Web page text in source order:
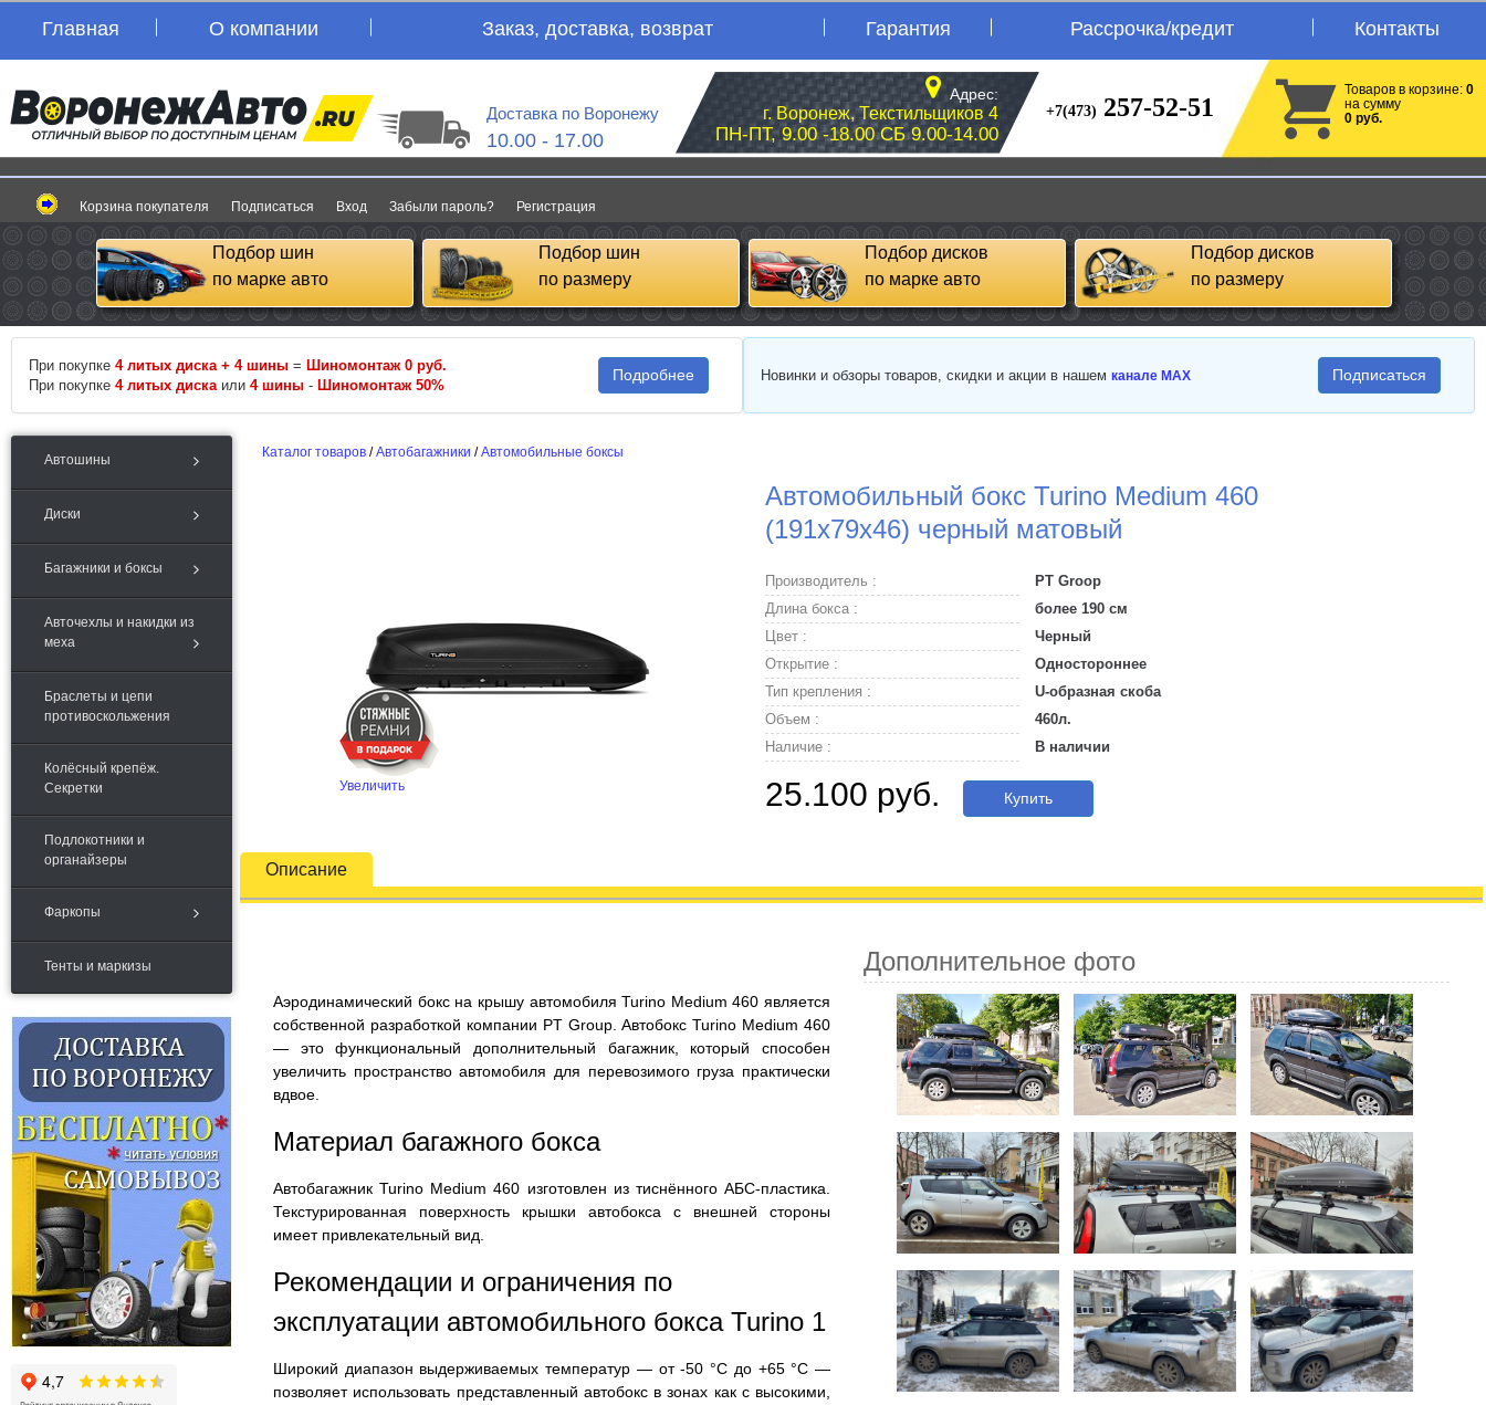
Главная О компании Заказ, доставка, возврат Гарантия Рассрочка/кредит Контакты
Доставка по Воронежу
10.00 - 17.00
Адрес:
г. Воронеж, Текстильщиков 4
ПН-ПТ, 9.00 -18.00 СБ 9.00-14.00
+7(473) 257-52-51
Товаров в корзине: 0
на сумму
0 руб.
Корзина покупателя Подписаться Вход Забыли пароль? Регистрация
Подбор шин
по марке авто
Подбор шин
по размеру
Подбор дисков
по марке авто
Подбор дисков
по размеру
При покупке 4 литых диска + 4 шины = Шиномонтаж 0 руб.
При покупке 4 литых диска или 4 шины - Шиномонтаж 50%
Подробнее Новинки и обзоры товаров, скидки и акции в нашем канале MAX Подписаться
Автошины
Диски
Багажники и боксы
Авточехлы и накидки из
меха
Браслеты и цепи
противоскольжения
Колёсный крепёж.
Секретки
Подлокотники и
органайзеры
Фаркопы
Тенты и маркизы
Каталог товаров /Автобагажники /Автомобильные боксы
Автомобильный бокс Turino Medium 460
(191х79х46) черный матовый
Увеличить
Производитель :
PT Groop
Длина бокса :
более 190 см
Цвет :
Черный
Открытие :
Одностороннее
Тип крепления :
U-образная скоба
Объем :
460л.
Наличие :
В наличии
25.100 руб. Купить
Описание
Аэродинамический бокс на крышу автомобиля Turino Medium 460 является
собственной разработкой компании PT Group. Автобокс Turino Medium 460
— это функциональный дополнительный багажник, который способен
увеличить пространство автомобиля для перевозимого груза практически
вдвое.
Материал багажного бокса
Автобагажник Turino Medium 460 изготовлен из тиснённого АБС-пластика.
Текстурированная поверхность крышки автобокса с внешней стороны
имеет привлекательный вид.
Рекомендации и ограничения по
эксплуатации автомобильного бокса Turino 1
Широкий диапазон выдерживаемых температур — от -50 °C до +65 °C —
позволяет использовать представленный автобокс в зонах как с высокими,
Дополнительное фото